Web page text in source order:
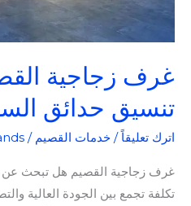
غرف زجاجية
تنسيق حدائق
اترك تعليقاً / خدمات القصيم /
غرف زجاجية القصيم هل تبحث
تكلفة تجمع بين الجودة العالية